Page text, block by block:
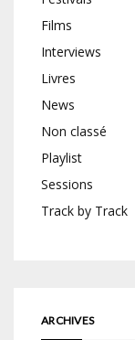
Films
Interviews
Livres
News
Non classé
Playlist
Sessions
Track by Track
ARCHIVES